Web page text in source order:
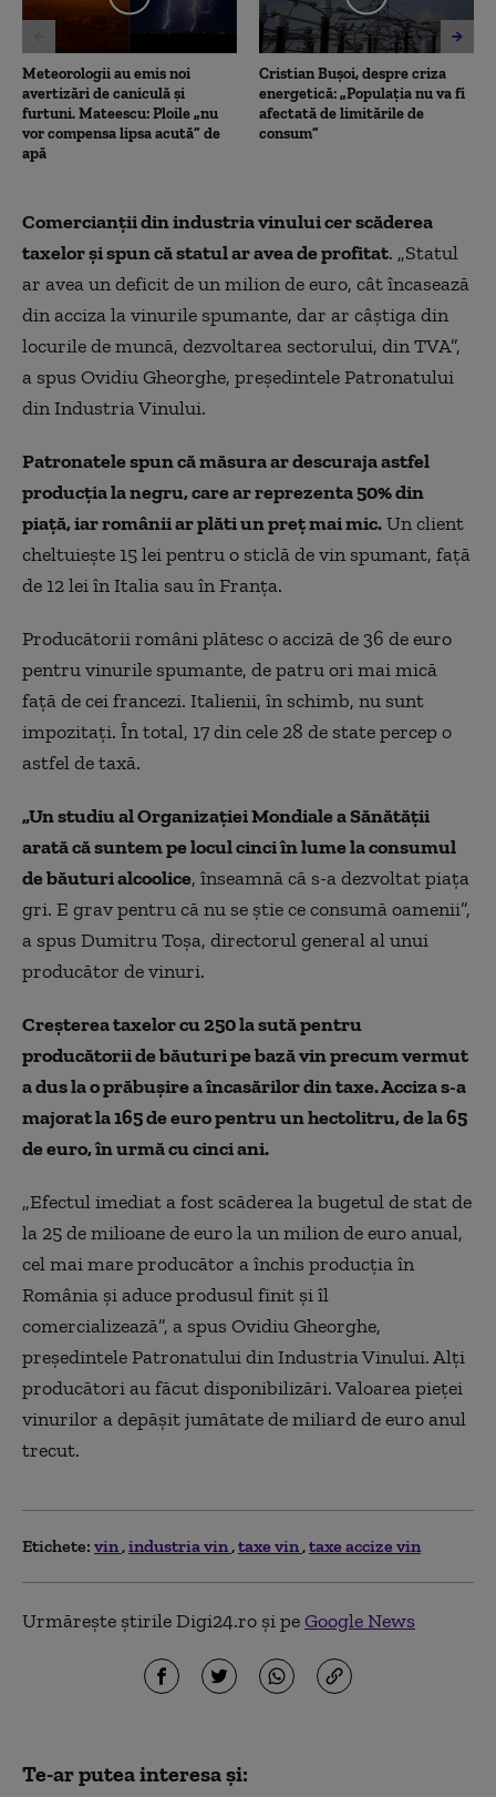
Meteorologii au emis noi
avertizări de caniculă și
furtuni. Mateescu: Ploile „nu
vor compensa lipsa acută” de
apă
Cristian Bușoi, despre criza
energetică: „Populația nu va fi
afectată de limitările de
consum”
Comercianţii din industria vinului cer scăderea
taxelor şi spun că statul ar avea de profitat. „Statul
ar avea un deficit de un milion de euro, cât încasează
din acciza la vinurile spumante, dar ar câștiga din
locurile de muncă, dezvoltarea sectorului, din TVA”,
a spus Ovidiu Gheorghe, preşedintele Patronatului
din Industria Vinului.
Patronatele spun că măsura ar descuraja astfel
producţia la negru, care ar reprezenta 50% din
piaţă, iar românii ar plăti un preţ mai mic.Un client
cheltuiește 15 lei pentru o sticlă de vin spumant, faţă
de 12 lei în Italia sau în Franţa.
Producătorii români plătesc o acciză de 36 de euro
pentru vinurile spumante, de patru ori mai mică
faţă de cei francezi. Italienii, în schimb, nu sunt
impozitaţi. În total, 17 din cele 28 de state percep o
astfel de taxă.
„Un studiu al Organizației Mondiale a Sănătății
arată că suntem pe locul cinci în lume la consumul
de băuturi alcoolice, înseamnă că s-a dezvoltat piața
gri. E grav pentru că nu se știe ce consumă oamenii”,
a spus Dumitru Toşa, directorul general al unui
producător de vinuri.
Creşterea taxelor cu 250 la sută pentru
producătorii de băuturi pe bază vin precum vermut
a dus la o prăbuşire a încasărilor din taxe. Acciza s-a
majorat la 165 de euro pentru un hectolitru, de la 65
de euro, în urmă cu cinci ani.
„Efectul imediat a fost scăderea la bugetul de stat de
la 25 de milioane de euro la un milion de euro anual,
cel mai mare producător a închis producția în
România și aduce produsul finit și îl
comercializează”, a spus Ovidiu Gheorghe,
preşedintele Patronatului din Industria Vinului. Alţi
producători au făcut disponibilizări. Valoarea pieţei
vinurilor a depăşit jumătate de miliard de euro anul
trecut.
Etichete: vin industria vin taxe vin taxe accize vin
Urmărește știrile Digi24.ro și peGoogle News
Te-ar putea interesa și: